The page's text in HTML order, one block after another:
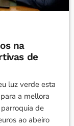
na
de
luz verde esta
a mellora
de
ao abeiro